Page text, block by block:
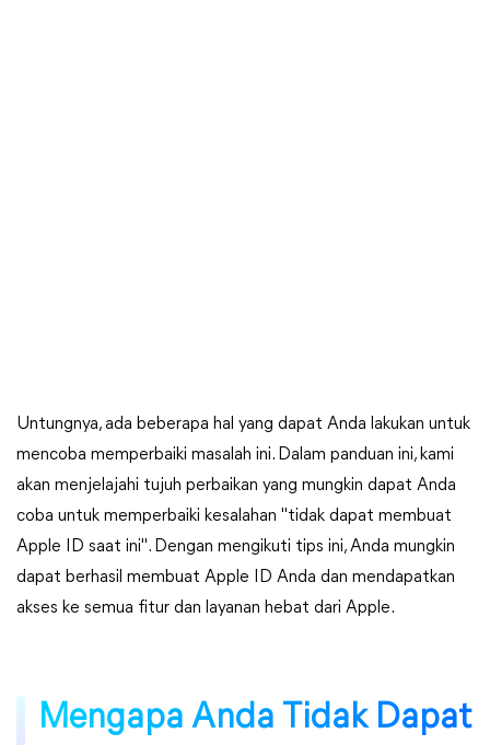
Untungnya, ada beberapa hal yang dapat Anda lakukan untuk
mencoba memperbaiki masalah ini. Dalam panduan ini, kami
akan menjelajahi tujuh perbaikan yang mungkin dapat Anda
coba untuk memperbaiki kesalahan "tidak dapat membuat
Apple ID saat ini". Dengan mengikuti tips ini, Anda mungkin
dapat berhasil membuat Apple ID Anda dan mendapatkan
akses ke semua fitur dan layanan hebat dari Apple.
Mengapa Anda Tidak Dapat